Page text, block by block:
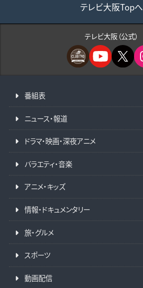
テレビ大阪Topへ
テレビ大阪（公式）
番組表
ニュース・報道
ドラマ・映画・深夜アニメ
バラエティ・音楽
アニメ・キッズ
情報・ドキュメンタリー
旅・グルメ
スポーツ
動画配信